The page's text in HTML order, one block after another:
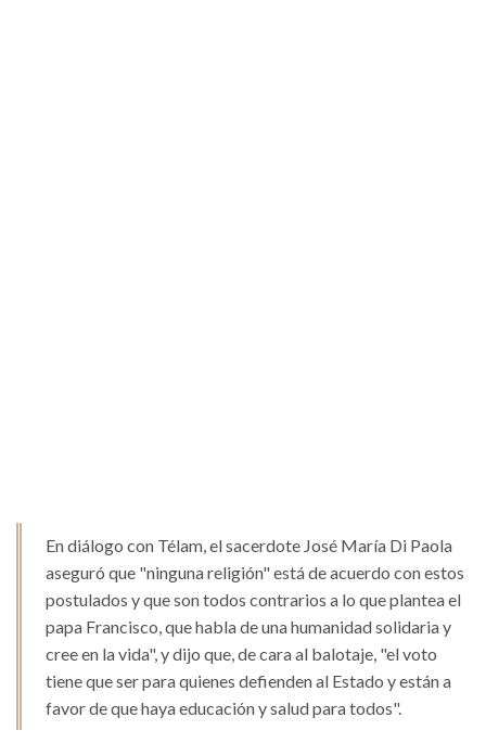
En diálogo con Télam, el sacerdote José María Di Paola
aseguró que "ninguna religión" está de acuerdo con estos
postulados y que son todos contrarios a lo que plantea el
papa Francisco, que habla de una humanidad solidaria y
cree en la vida", y dijo que, de cara al balotaje, "el voto
tiene que ser para quienes defienden al Estado y están a
favor de que haya educación y salud para todos".